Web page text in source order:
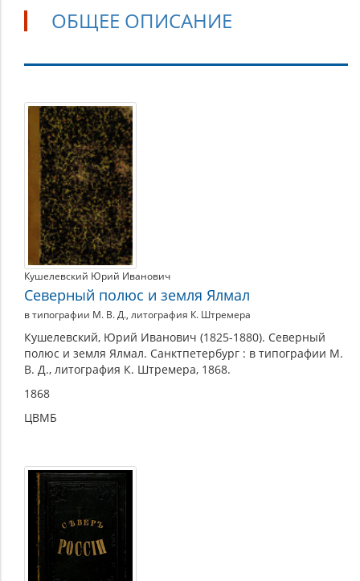
ОБЩЕЕ ОПИСАНИЕ
Общее
описание
Кушелевский Юрий Иванович
Северный полюс и земля Ялмал
в типографии М. В. Д., литография К. Штремера
Кушелевский, Юрий Иванович (1825-1880). Северный
полюс и земля Ялмал. Санктпетербург : в типографии М.
В. Д., литография К. Штремера, 1868.
1868
ЦВМБ